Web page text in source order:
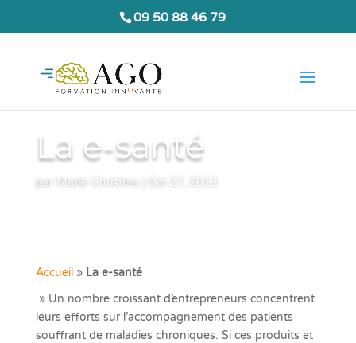
09 50 88 46 79
La e-santé
par Marie-Christine Oct 27, 2013
Accueil» La e-santé
» Un nombre croissant d’entrepreneurs concentrent
leurs efforts sur l’accompagnement des patients
souffrant de maladies chroniques. Si ces produits et